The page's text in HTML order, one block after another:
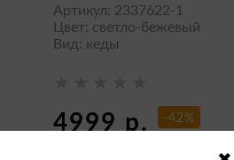
Артикул: 2337622-1
Цвет: светло-бежевый
Вид: кеды
4999 р. -42%